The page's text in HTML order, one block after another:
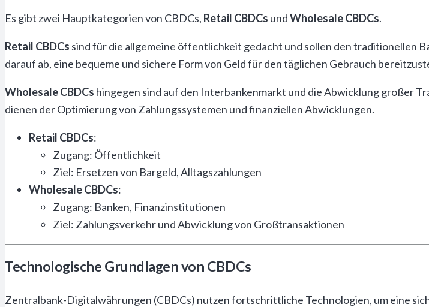
Es gibt zwei Hauptkategorien von CBDCs, Retail CBDCs undWholesale CBDCs.
Retail CBDCs sind für die allgemeine öffentlichkeit gedacht und sollen den traditionellen
darauf ab, eine bequeme und sichere Form von Geld für den täglichen Gebrauch
Wholesale CBDCs hingegen sind auf den Interbankenmarkt und die Abwicklung großer
dienen der Optimierung von Zahlungssystemen und finanziellen Abwicklungen.
Retail CBDCs:
Zugang: Öffentlichkeit
Ziel: Ersetzen von Bargeld, Alltagszahlungen
Wholesale CBDCs:
Zugang: Banken, Finanzinstitutionen
Ziel: Zahlungsverkehr und Abwicklung von Großtransaktionen
Technologische Grundlagen von CBDCs
Zentralbank-Digitalwährungen (CBDCs) nutzen fortschrittliche Technologien, um eine